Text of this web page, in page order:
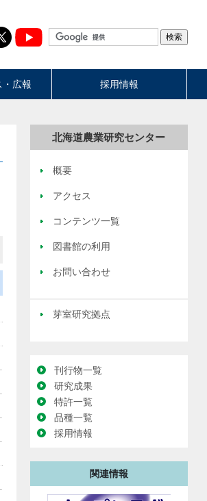
・広報 採用情報
北海道農業研究センター
概要
アクセス
コンテンツ一覧
図書館の利用
お問い合わせ
芽室研究拠点
刊行物一覧
研究成果
特許一覧
品種一覧
採用情報
関連情報